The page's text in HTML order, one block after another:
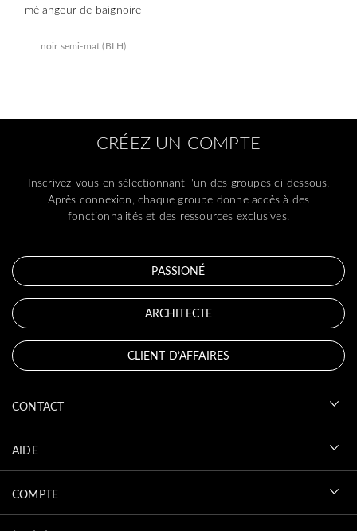
mélangeur de baignoire
noir semi-mat (BLH)
CRÉEZ UN COMPTE
Inscrivez-vous en sélectionnant l'un des groupes ci-dessous.
Après connexion, chaque groupe donne accès à des
fonctionnalités et des ressources exclusives.
PASSIONÉ
ARCHITECTE
CLIENT D’AFFAIRES
CONTACT
AIDE
COMPTE